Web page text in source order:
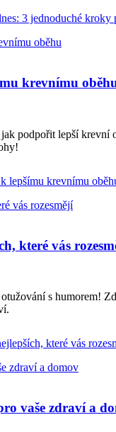
3 jednoduché kroky
krevnímu
podpořit lepší krevní
lepšímu krevnímu
které vás
s humorem!
které vás
vaše zdraví a